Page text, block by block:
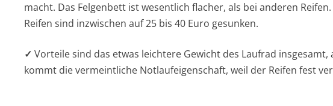
macht. Das Felgenbett ist wesentlich flacher, als bei anderen
Reifen sind inzwischen auf 25 bis 40 Euro gesunken.
✓ Vorteile sind das etwas leichtere Gewicht des Laufrad
kommt die vermeintliche Notlaufeigenschaft, weil der Reifen fest